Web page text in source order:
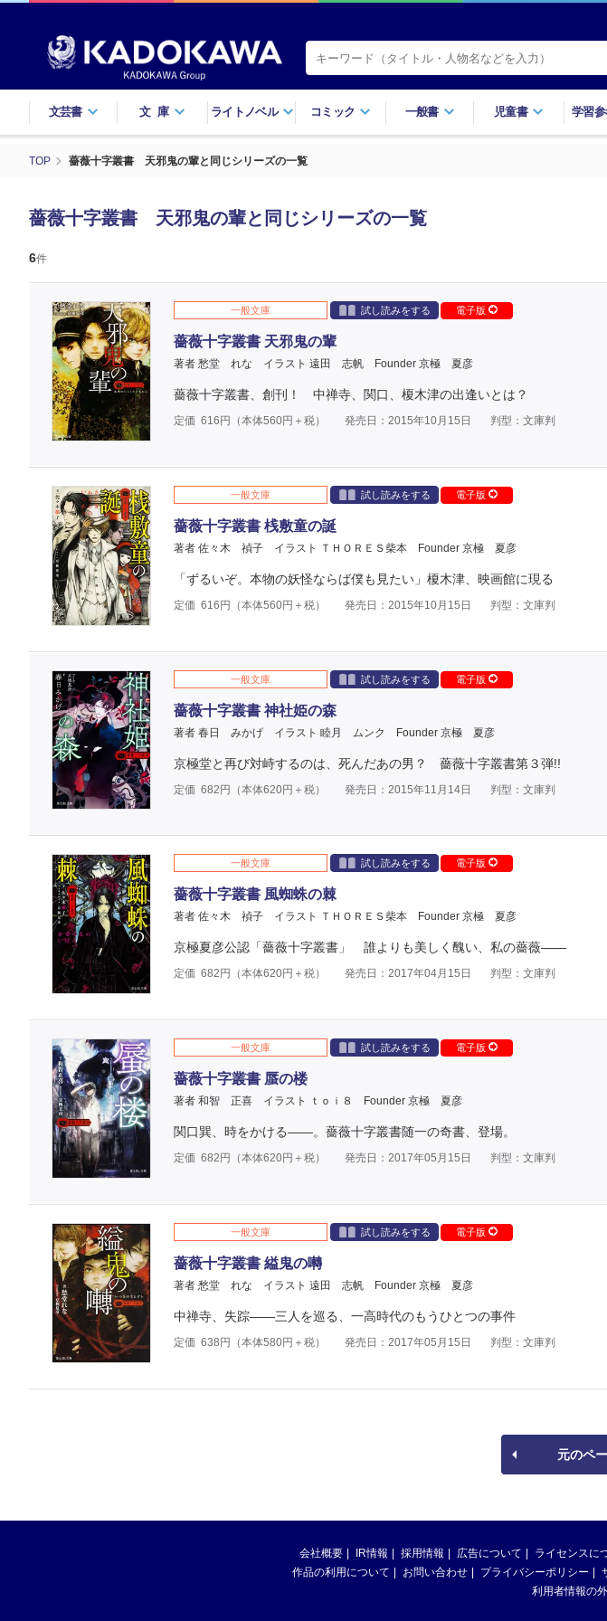
文芸書 文庫 ライトノベル コミック 一般書 児童書 学習
TOP 薔薇十字叢書 天邪鬼の輩と同じシリーズの一覧
薔薇十字叢書 天邪鬼の輩と同じシリーズの一覧
6件
一般文庫 試し読みをする 電子版
薔薇十字叢書 天邪鬼の輩
著者 愁堂 れな イラスト 遠田 志帆 Founder 京極 夏彦
薔薇十字叢書、創刊！ 中禅寺、関口、榎木津の出逢いとは？
定価 616 円（本体560円＋税） 発売日：2015年10月15日 判型：文庫判
一般文庫 試し読みをする 電子版
薔薇十字叢書 桟敷童の誕
著者 佐々木 禎子 イラスト ＴＨＯＲＥＳ柴本 Founder 京極 夏彦
「ずるいぞ。本物の妖怪ならば僕も見たい」榎木津、映画館に現る
定価 616 円（本体560円＋税） 発売日：2015年10月15日 判型：文庫判
一般文庫 試し読みをする 電子版
薔薇十字叢書 神社姫の森
著者 春日 みかげ イラスト 睦月 ムンク Founder 京極 夏彦
京極堂と再び対峙するのは、死んだあの男？ 薔薇十字叢書第３弾!!
定価 682 円（本体620円＋税） 発売日：2015年11月14日 判型：文庫判
一般文庫 試し読みをする 電子版
薔薇十字叢書 風蜘蛛の棘
著者 佐々木 禎子 イラスト ＴＨＯＲＥＳ柴本 Founder 京極 夏彦
京極夏彦公認「薔薇十字叢書」 誰よりも美しく醜い、私の薔薇――
定価 682 円（本体620円＋税） 発売日：2017年04月15日 判型：文庫判
一般文庫 試し読みをする 電子版
薔薇十字叢書 蜃の楼
著者 和智 正喜 イラスト ｔｏｉ８ Founder 京極 夏彦
関口巽、時をかける――。薔薇十字叢書随一の奇書、登場。
定価 682 円（本体620円＋税） 発売日：2017年05月15日 判型：文庫判
一般文庫 試し読みをする 電子版
薔薇十字叢書 縊鬼の囀
著者 愁堂 れな イラスト 遠田 志帆 Founder 京極 夏彦
中禅寺、失踪――三人を巡る、一高時代のもうひとつの事件
定価 638 円（本体580円＋税） 発売日：2017年05月15日 判型：文庫判
元のペ
会社概要 IR情報 採用情報 広告について ライセンスに
作品の利用について
お問い合わせ プライバシーポリシー
利用者情報の